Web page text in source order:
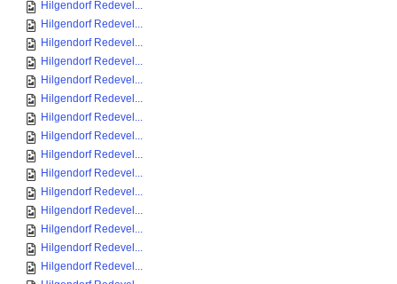
Hilgendorf Redevel...
Hilgendorf Redevel...
Hilgendorf Redevel...
Hilgendorf Redevel...
Hilgendorf Redevel...
Hilgendorf Redevel...
Hilgendorf Redevel...
Hilgendorf Redevel...
Hilgendorf Redevel...
Hilgendorf Redevel...
Hilgendorf Redevel...
Hilgendorf Redevel...
Hilgendorf Redevel...
Hilgendorf Redevel...
Hilgendorf Redevel...